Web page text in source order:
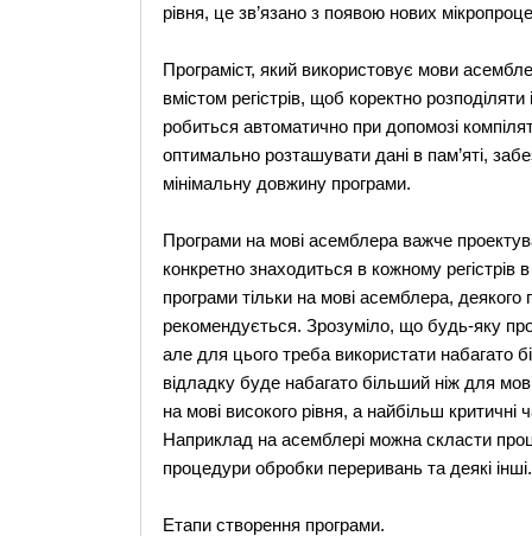
рівня, це зв’язано з появою нових
Програміст, який використовує мови
вмістом регістрів, щоб коректно
робиться автоматично при допомозі
оптимально розташувати дані в пам’яті,
мінімальну довжину програми.
Програми на мові асемблера важче
конкретно знаходиться в кожному регістрів
програми тільки на мові асемблера,
рекомендується. Зрозуміло, що будь-яку
але для цього треба використати набагато
відладку буде набагато більший ніж для
на мові високого рівня, а найбільш
Наприклад на асемблері можна скласти
процедури обробки переривань та деякі інші.
Етапи створення програми.